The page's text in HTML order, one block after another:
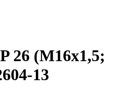
26 (M16х1,5;
13